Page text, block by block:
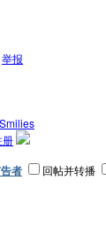
举报
Smilies
册
者 回帖并转播